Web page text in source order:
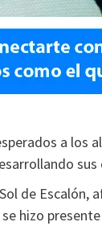
a los
sus
de Escalón,
hizo presente